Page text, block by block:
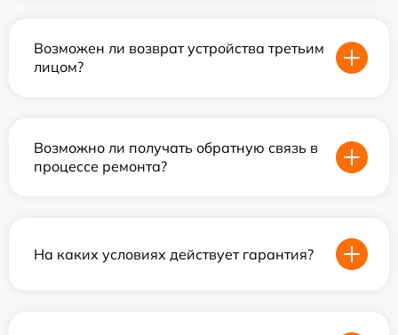
Возможен ли возврат устройства третьим
лицом?
Возможно ли получать обратную связь в
процессе ремонта?
На каких условиях действует гарантия?